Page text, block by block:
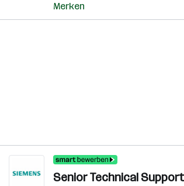
Merken
Senior Technical